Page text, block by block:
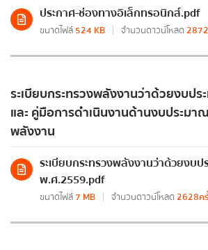
รายงานการกำกับติดตามการใช้จ่ายง
ข้อมูลรายงาน
รายงานประจำปี
รายงานการกำกับติดตามการดำเนินงาน
รอบ 6 เดือน
ประกาศ-ช่องทางอิเล็กทรอนิกส์.pdf
ขนาดไฟล์524 KB จำนวนดาวน์โหลด
ระเบียบกระทรวงพลังงานว่าด้วยงบป
และ คู่มือการดำเนินงานด้านงบประมา
พลังงาน
ระเบียบกระทรวงพลังงานว่าด้วยงบ
พ.ศ.2559.pdf
ขนาดไฟล์ 7 MB จำนวนดาวน์โหลด 2628ค